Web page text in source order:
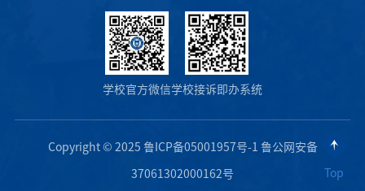
学校官方微信学校接诉即办系统
Copyright © 2025 鲁ICP备05001957号-1 鲁公网安备
37061302000162号 Top